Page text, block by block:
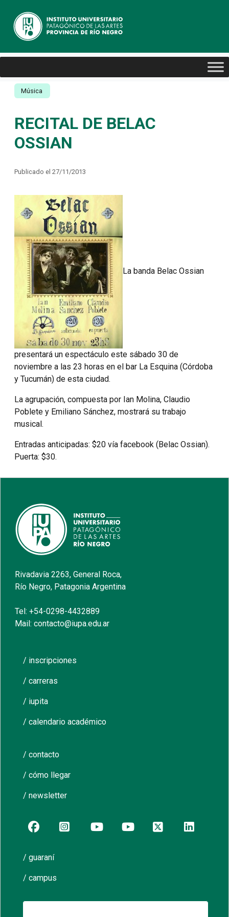
Música
RECITAL DE BELAC
OSSIAN
Publicado el 27/11/2013
La banda Belac Ossian
presentará un espectáculo este sábado 30 de
noviembre a las 23 horas en el bar La Esquina (Córdoba
y Tucumán) de esta ciudad.
La agrupación, compuesta por Ian Molina, Claudio
Poblete y Emiliano Sánchez, mostrará su trabajo
musical.
Entradas anticipadas: $20 vía facebook (Belac Ossian).
Puerta: $30.
Rivadavia 2263, General Roca,
Río Negro, Patagonia Argentina
Tel: +54-0298-4432889
Mail: contacto@iupa.edu.ar
/ inscripciones
/ carreras
/ iupita
/ calendario académico
/ contacto
/ cómo llegar
/ newsletter
/ guaraní
/ campus
Buscar: